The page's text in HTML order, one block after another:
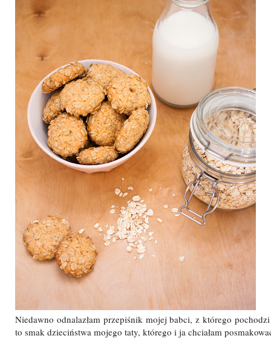
Niedawno odnalazłam przepiśnik mojej babci, z którego
to smak dzieciństwa mojego taty, którego i ja chciałam